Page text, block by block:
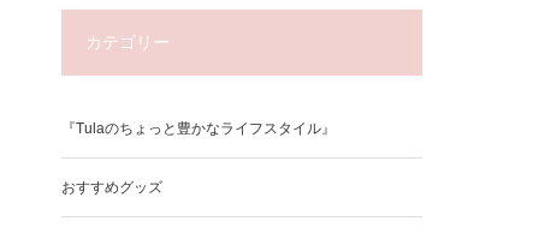
カテゴリー
『Tulaのちょっと豊かなライフスタイル』
おすすめグッズ